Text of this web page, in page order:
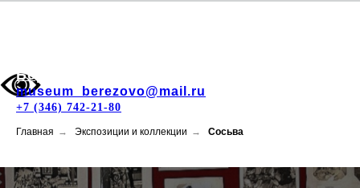
Берёзовский музей
museum_berezovo@mail.ru
+7 (346) 742-21-80
Главная → Экспозиции и коллекции → Сосьва